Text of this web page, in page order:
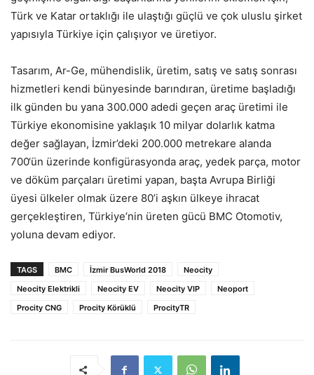
Türk ve Katar ortaklığı ile ulaştığı güçlü ve çok uluslu şirket
yapısıyla Türkiye için çalışıyor ve üretiyor.
Tasarım, Ar-Ge, mühendislik, üretim, satış ve satış sonrası
hizmetleri kendi bünyesinde barındıran, üretime başladığı
ilk günden bu yana 300.000 adedi geçen araç üretimi ile
Türkiye ekonomisine yaklaşık 10 milyar dolarlık katma
değer sağlayan, İzmir’deki 200.000 metrekare alanda
700‘ün üzerinde konfigürasyonda araç, yedek parça, motor
ve döküm parçaları üretimi yapan, başta Avrupa Birliği
üyesi ülkeler olmak üzere 80’i aşkın ülkeye ihracat
gerçekleştiren, Türkiye’nin üreten gücü BMC Otomotiv,
yoluna devam ediyor.
TAGS BMC İzmir BusWorld 2018
Neocity
Neocity Elektrikli
Neocity EV Neocity VIP
Neoport
Procity CNG
Procity Körüklü ProcityTR